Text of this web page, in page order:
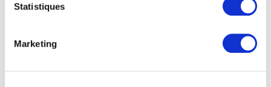
Statistiques
Marketing